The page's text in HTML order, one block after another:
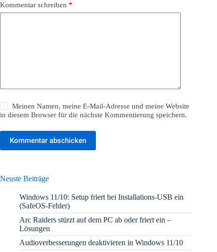
Kommentar schreiben *
Meinen Namen, meine E-Mail-Adresse und meine Website
in diesem Browser für die nächste Kommentierung speichern.
Kommentar abschicken
Neuste Beiträge
Windows 11/10: Setup friert bei Installations-USB ein
(SafeOS-Fehler)
Arc Raiders stürzt auf dem PC ab oder friert ein –
Lösungen
Audioverbesserungen deaktivieren in Windows 11/10